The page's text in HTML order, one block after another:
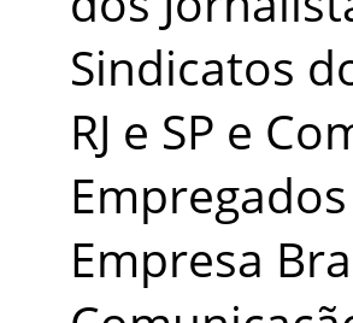
Sindicatos
RJ e SP e
Empresa